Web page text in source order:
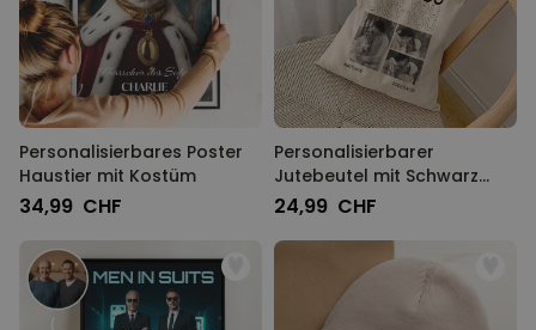
Personalisierbares Poster
Haustier mit Kostüm
34,99 CHF
Personalisierbarer
Jutebeutel mit Schwarz
Weiß Fotos und Text
24,99 CHF